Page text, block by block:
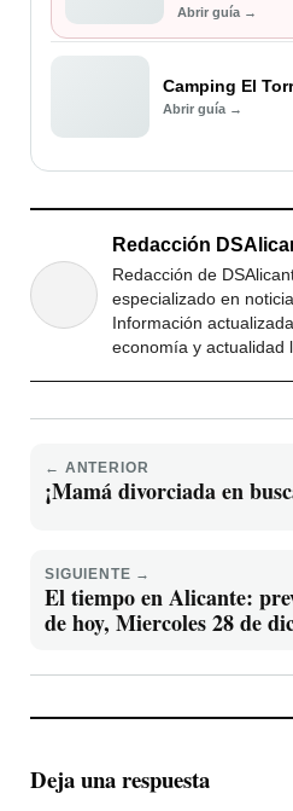
Abrir guía →
Camping El
Abrir guía →
Redacción
Redacción de
especializado en
Información
economía y actualidad
← ANTERIOR
¡Mamá divorciada en
SIGUIENTE →
El tiempo en Alicante:
de hoy, Miercoles 28 de
Deja una respuesta